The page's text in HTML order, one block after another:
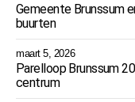
Gemeente Brunssum
buurten
maart 5, 2026
Parelloop Brunssum
centrum